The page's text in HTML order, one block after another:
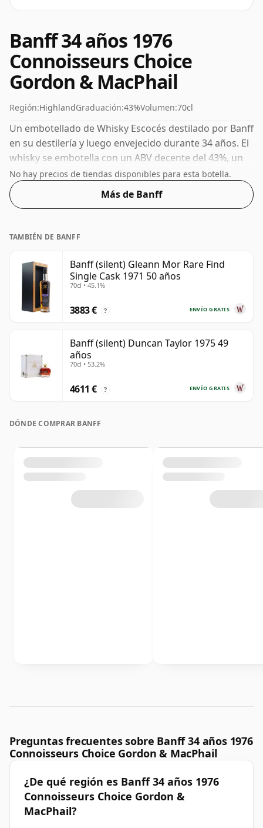
Banff 34 años 1976
Connoisseurs Choice
Gordon & MacPhail
Región:HighlandGraduación:43%Volumen:70cl
Un embotellado de Whisky Escocés destilado por Banff
en su destilería y luego envejecido durante 34 años. El
whisky se embotella con un ABV decente del 43%, un
paso por encima del nivel estándar del 40%, y se envía
en el tamaño de botella de facto de 70 cl.
No hay precios de tiendas disponibles para esta botella.
Más de Banff
TAMBIÉN DE BANFF
Banff (silent) Gleann Mor Rare Find
Single Cask 1971 50 años
70cl • 45.1%
ENVÍO GRATIS
3883 € ?
Banff (silent) Duncan Taylor 1975 49
años
70cl • 53.2%
ENVÍO GRATIS
4611 € ?
DÓNDE COMPRAR BANFF
Preguntas frecuentes sobre Banff 34 años 1976
Connoisseurs Choice Gordon & MacPhail
¿De qué región es Banff 34 años 1976
Connoisseurs Choice Gordon &
MacPhail?